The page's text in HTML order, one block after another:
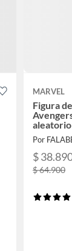
MARVEL
Figura
aleatorio
Por
$
$ 64.900